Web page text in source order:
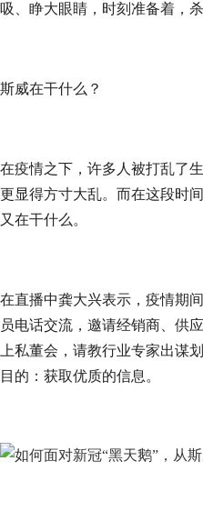
吸、睁大眼睛，时刻准备着，杀
斯威在干什么？
在疫情之下，许多人被打乱了
更显得方寸大乱。而在这段时
又在干什么。
在直播中龚大兴表示，疫情期
员电话交流，邀请经销商、供
上私董会，请教行业专家出谋
目的：获取优质的信息。